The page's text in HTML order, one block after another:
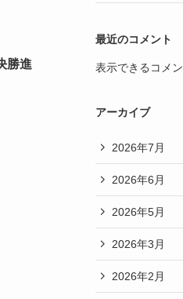
勝進
最近のコメント
表示できるコメ
アーカイブ
2026年7月
2026年6月
2026年5月
2026年3月
2026年2月